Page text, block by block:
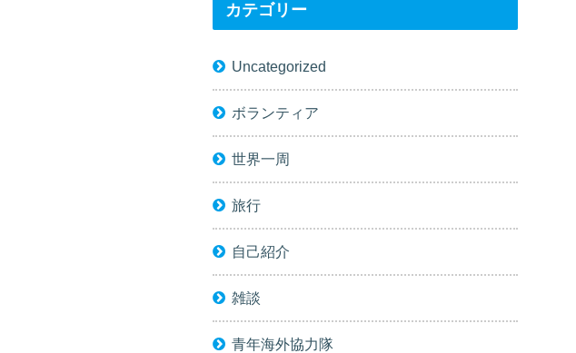
カテゴリー
Uncategorized
ボランティア
世界一周
旅行
自己紹介
雑談
青年海外協力隊